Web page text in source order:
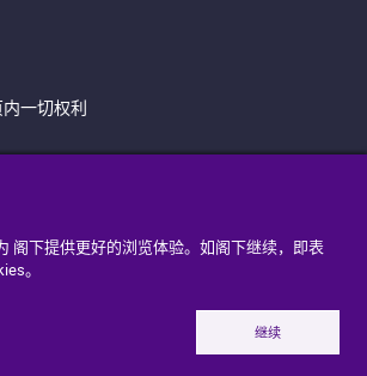
阁下提供更好的浏览体验。如阁下继续，即表
。
继续
一切权利